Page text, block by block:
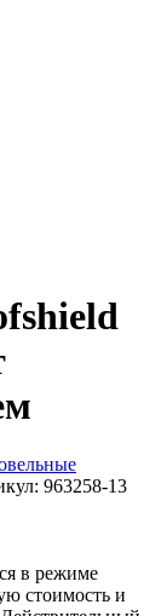
963258-13
в режиме
стоимость и